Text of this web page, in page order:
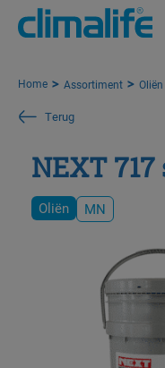
Home Assortiment Oliën
Terug
NEXT
Oliën MN